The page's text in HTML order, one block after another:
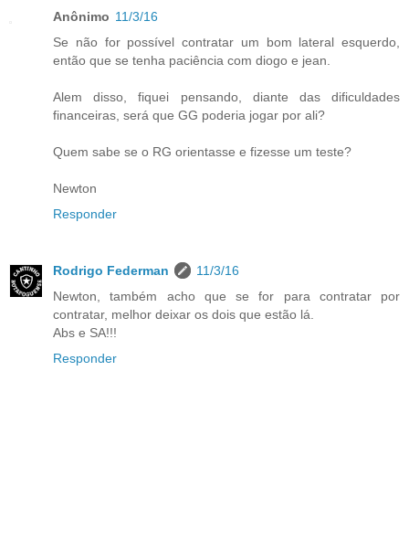
Anônimo 11/3/16
Se não for possível contratar um bom lateral esquerdo,
então que se tenha paciência com diogo e jean.
Alem disso, fiquei pensando, diante das dificuldades
financeiras, será que GG poderia jogar por ali?
Quem sabe se o RG orientasse e fizesse um teste?
Newton
Responder
Rodrigo Federman
11/3/16
Newton, também acho que se for para contratar por
contratar, melhor deixar os dois que estão lá.
Abs e SA!!!
Responder